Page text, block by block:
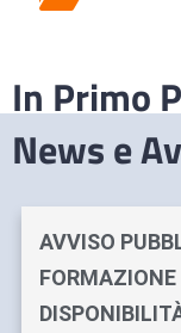
In Primo
News e
AVVISO
FORMAZIONE